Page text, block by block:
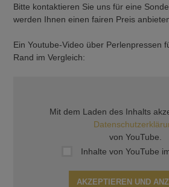
Bitte kontaktieren Sie uns für eine
werden Ihnen einen fairen Preis
Ein Youtube-Video über Perlenpressen
Rand im Vergleich:
Mit dem Laden des Inhalts
von YouTube.
Inhalte von YouTube
AKZEPTIEREN UND